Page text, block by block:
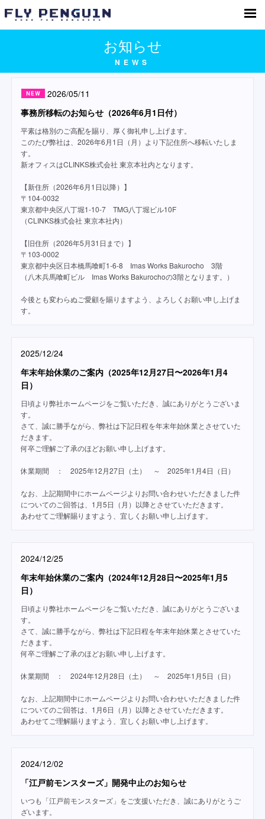
株式会社フライペンギン「Make Fun
Memories.」
お知らせ
NEWS
2026/05/11
事務所移転のお知らせ（2026年6月1日付）
平素は格別のご高配を賜り、厚く御礼申し上げます。
このたび弊社は、2026年6月1日（月）より下記住所へ移転いたしま
す。
新オフィスはCLINKS株式会社 東京本社内となります。
【新住所（2026年6月1日以降）】
〒104-0032
東京都中央区八丁堀1-10-7 TMG八丁堀ビル10F
（CLINKS株式会社 東京本社内）
【旧住所（2026年5月31日まで）】
〒103-0002
東京都中央区日本橋馬喰町1-6-8 Imas Works Bakurocho 3階
（八木兵馬喰町ビル Imas Works Bakurochoの3階となります。）
今後とも変わらぬご愛顧を賜りますよう、よろしくお願い申し上げま
す。
2025/12/24
年末年始休業のご案内（2025年12月27日〜2026年1月4
日）
日頃より弊社ホームページをご覧いただき、誠にありがとうございま
す。
さて、誠に勝手ながら、弊社は下記日程を年末年始休業とさせていた
だきます。
何卒ご理解ご了承のほどお願い申し上げます。
休業期間 ： 2025年12月27日（土） ～ 2025年1月4日（日）
なお、上記期間中にホームページよりお問い合わせいただきました件
についてのご回答は、1月5日（月）以降とさせていただきます。
あわせてご理解賜りますよう、宜しくお願い申し上げます。
2024/12/25
年末年始休業のご案内（2024年12月28日〜2025年1月5
日）
日頃より弊社ホームページをご覧いただき、誠にありがとうございま
す。
さて、誠に勝手ながら、弊社は下記日程を年末年始休業とさせていた
だきます。
何卒ご理解ご了承のほどお願い申し上げます。
休業期間 ： 2024年12月28日（土） ～ 2025年1月5日（日）
なお、上記期間中にホームページよりお問い合わせいただきました件
についてのご回答は、1月6日（月）以降とさせていただきます。
あわせてご理解賜りますよう、宜しくお願い申し上げます。
2024/12/02
「江戸前モンスターズ」開発中止のお知らせ
いつも「江戸前モンスターズ」をご支援いただき、誠にありがとうご
ざいます。